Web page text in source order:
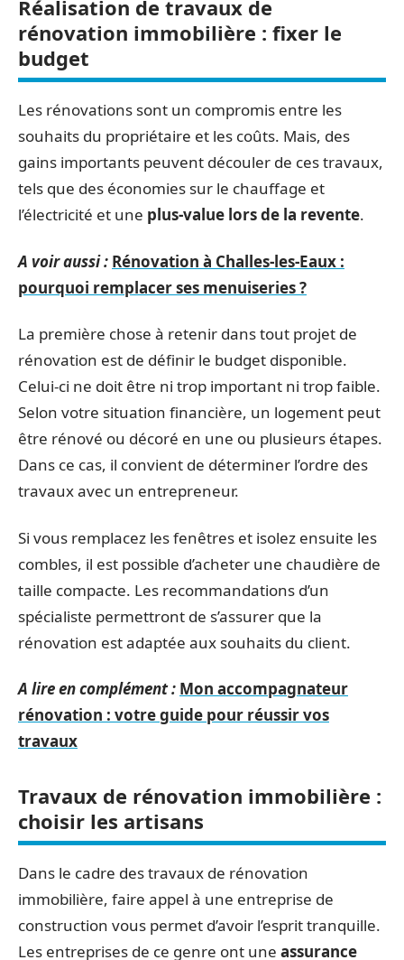
Réalisation de travaux de
rénovation immobilière : fixer le
budget
Les rénovations sont un compromis entre les
souhaits du propriétaire et les coûts. Mais, des
gains importants peuvent découler de ces travaux,
tels que des économies sur le chauffage et
l’électricité et une plus-value lors de la revente.
A voir aussi : Rénovation à Challes-les-Eaux :
pourquoi remplacer ses menuiseries ?
La première chose à retenir dans tout projet de
rénovation est de définir le budget disponible.
Celui-ci ne doit être ni trop important ni trop faible.
Selon votre situation financière, un logement peut
être rénové ou décoré en une ou plusieurs étapes.
Dans ce cas, il convient de déterminer l’ordre des
travaux avec un entrepreneur.
Si vous remplacez les fenêtres et isolez ensuite les
combles, il est possible d’acheter une chaudière de
taille compacte. Les recommandations d’un
spécialiste permettront de s’assurer que la
rénovation est adaptée aux souhaits du client.
A lire en complément : Mon accompagnateur
rénovation : votre guide pour réussir vos
travaux
Travaux de rénovation immobilière :
choisir les artisans
Dans le cadre des travaux de rénovation
immobilière, faire appel à une entreprise de
construction vous permet d’avoir l’esprit tranquille.
Les entreprises de ce genre ont une assurance